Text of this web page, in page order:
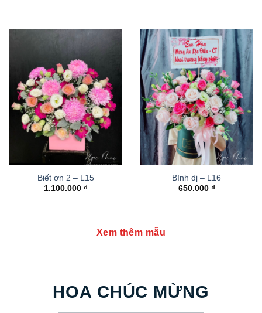
Biết ơn 2 – L15
1.100.000 ₫
Bình dị – L16
650.000 ₫
Xem thêm mẫu
HOA CHÚC MỪNG